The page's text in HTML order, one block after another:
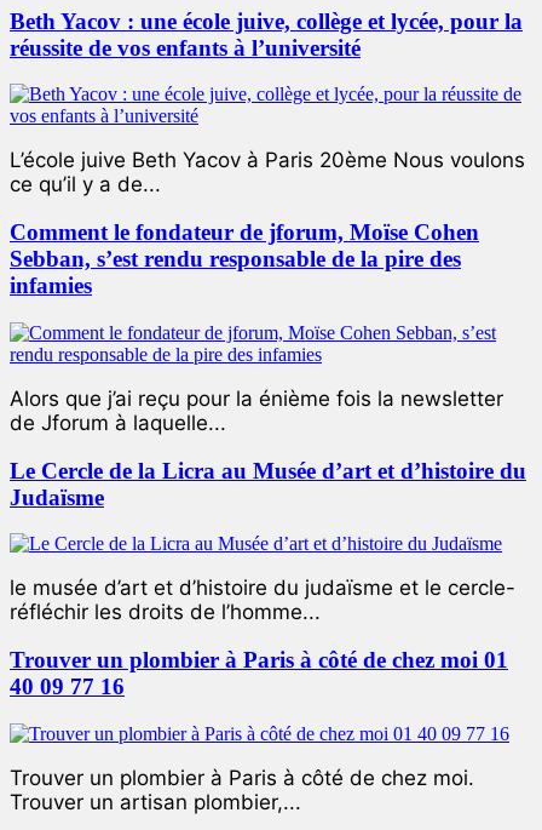
Beth Yacov : une école juive, collège et lycée, pour la
réussite de vos enfants à l’université
L’école juive Beth Yacov à Paris 20ème Nous voulons
ce qu’il y a de...
Comment le fondateur de jforum, Moïse Cohen
Sebban, s’est rendu responsable de la pire des
infamies
Alors que j’ai reçu pour la énième fois la newsletter
de Jforum à laquelle...
Le Cercle de la Licra au Musée d’art et d’histoire du
Judaïsme
le musée d’art et d’histoire du judaïsme et le cercle-
réfléchir les droits de l’homme...
Trouver un plombier à Paris à côté de chez moi 01
40 09 77 16
Trouver un plombier à Paris à côté de chez moi.
Trouver un artisan plombier,...